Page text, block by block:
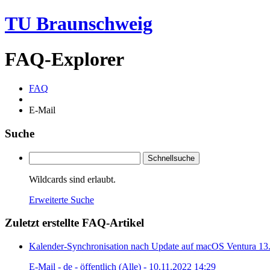
TU Braunschweig
FAQ-Explorer
FAQ
E-Mail
Suche
Schnellsuche
Wildcards sind erlaubt.
Erweiterte Suche
Zuletzt erstellte FAQ-Artikel
Kalender-Synchronisation nach Update auf macOS Ventura
E-Mail - de - öffentlich (Alle) - 10.11.2022 14:29